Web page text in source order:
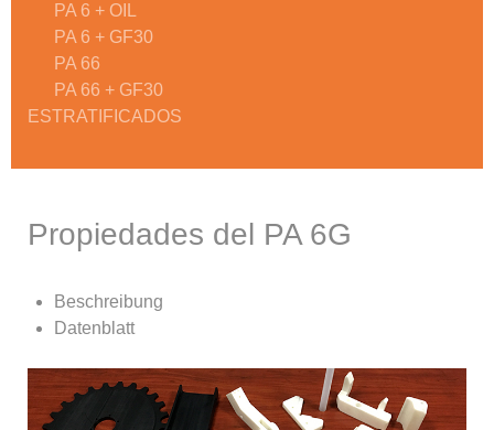
PA 6 + OIL
PA 6 + GF30
PA 66
PA 66 + GF30
ESTRATIFICADOS
Propiedades del PA 6G
Beschreibung
Datenblatt